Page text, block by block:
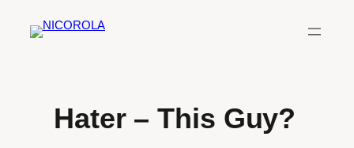
Inhalt
Hater – This Guy?